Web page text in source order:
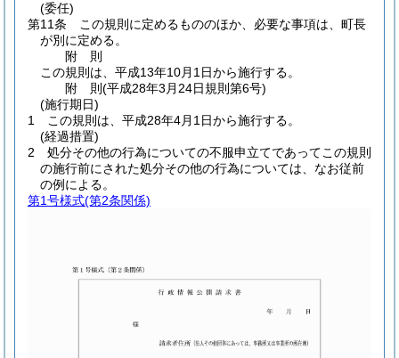
(委任)
第11条
この規則に定めるもののほか、必要な事項は、町長
が別に定める。
附 則
この規則は、平成13年10月1日から施行する。
附 則(平成28年3月24日規則第6号)
(施行期日)
1
この規則は、平成28年4月1日から施行する。
(経過措置)
2
処分その他の行為についての不服申立てであってこの規則
の施行前にされた処分その他の行為については、なお従前
の例による。
第1号様式(第2条関係)